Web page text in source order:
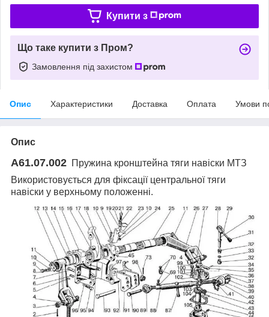
Купити з
Що таке купити з Пром?
Замовлення під захистом
Опис Характеристики Доставка Оплата Умови
Опис
А61.07.002 Пружина кронштейна тяги навіски МТЗ
Використовується для фіксації центральної тяги
навіски у верхньому положенні.